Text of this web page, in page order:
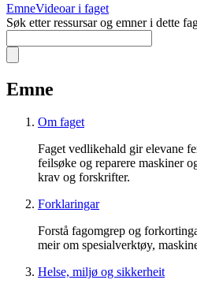
EmneVideoar i faget
Søk etter ressursar og emner i dette
Emne
Om faget
Faget vedlikehald gir elevane
feilsøke og reparere maskiner
krav og forskrifter.
Forklaringar
Forstå fagomgrep og
meir om spesialverktøy,
Helse, miljø og sikkerheit